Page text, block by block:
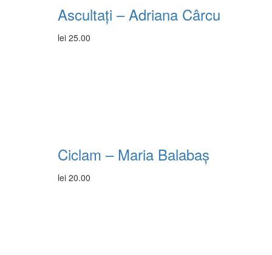
Ascultați – Adriana Cârcu
lei 25.00
Ciclam – Maria Balabaș
lei 20.00